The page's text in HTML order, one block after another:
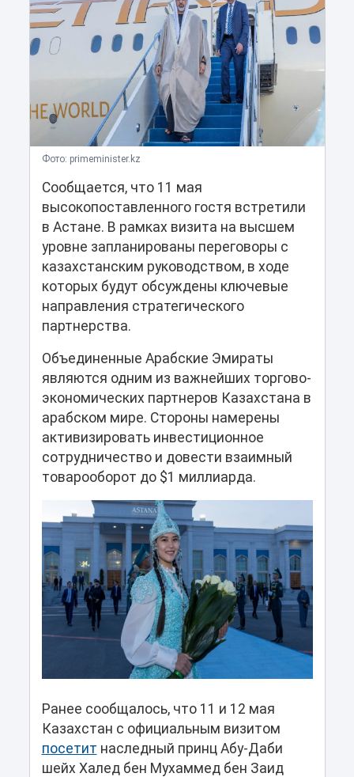
Фото: primeminister.kz
Сообщается, что 11 мая
высокопоставленного гостя встретили
в Астане. В рамках визита на высшем
уровне запланированы переговоры с
казахстанским руководством, в ходе
которых будут обсуждены ключевые
направления стратегического
партнерства.
Объединенные Арабские Эмираты
являются одним из важнейших торгово-
экономических партнеров Казахстана в
арабском мире. Стороны намерены
активизировать инвестиционное
сотрудничество и довести взаимный
товарооборот до $1 миллиарда.
Ранее сообщалось, что 11 и 12 мая
Казахстан с официальным визитом
посетит наследный принц Абу-Даби
шейх Халед бен Мухаммед бен Заид